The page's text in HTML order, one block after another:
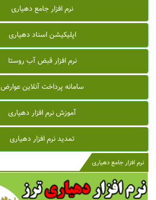
نرم افزار جامع دهیاری
اپلیکیشن اسناد دهیاری
نرم افزار قبض آب روستا
سامانه پرداخت آنلاین عوارض
آموزش نرم افزار دهیاری
تمدید نرم افزار دهیاری
نرم افزار جامع دهیاری